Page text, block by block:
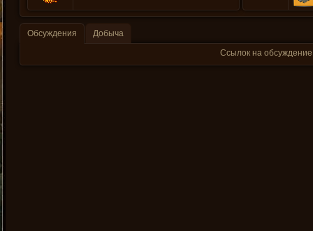
Обсуждения
Добыча
Ссылок на